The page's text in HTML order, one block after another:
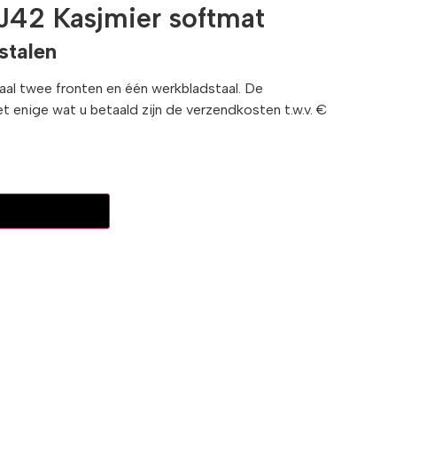
Kasjmier softmat
twee fronten en één werkbladstaal. De
enige wat u betaald zijn de verzendkosten t.w.v. €